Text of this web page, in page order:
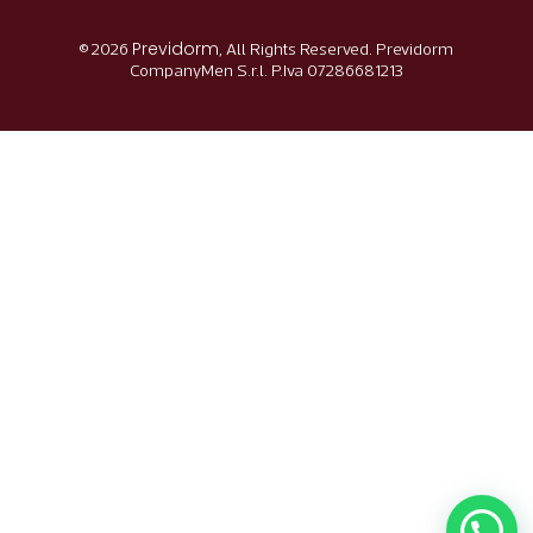
© 2026 Previdorm , All Rights Reserved. Previdorm
CompanyMen S.r.l. P.Iva 07286681213